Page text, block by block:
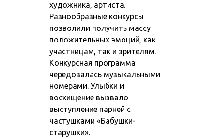
художника, артиста.
Разнообразные конкурсы
позволили получить массу
положительных эмоций, как
участницам, так и зрителям.
Конкурсная программа
чередовалась музыкальными
номерами. Улыбки и
восхищение вызвало
выступление парней с
частушками «Бабушки-
старушки».